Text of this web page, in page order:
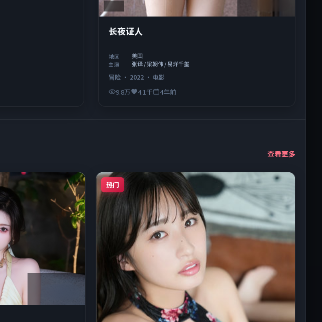
长夜证人
地区 美国
主演 张译 / 梁朝伟 / 易烊千玺
冒险 · 2022 · 电影
9.8万 4.1千 4年前
查看更多
热门